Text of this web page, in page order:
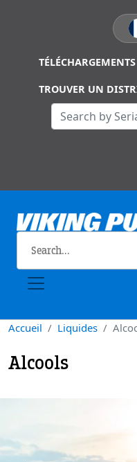
TÉLÉCHARGEMENTS
TROUVER UN
Accueil Liquides
Alcools